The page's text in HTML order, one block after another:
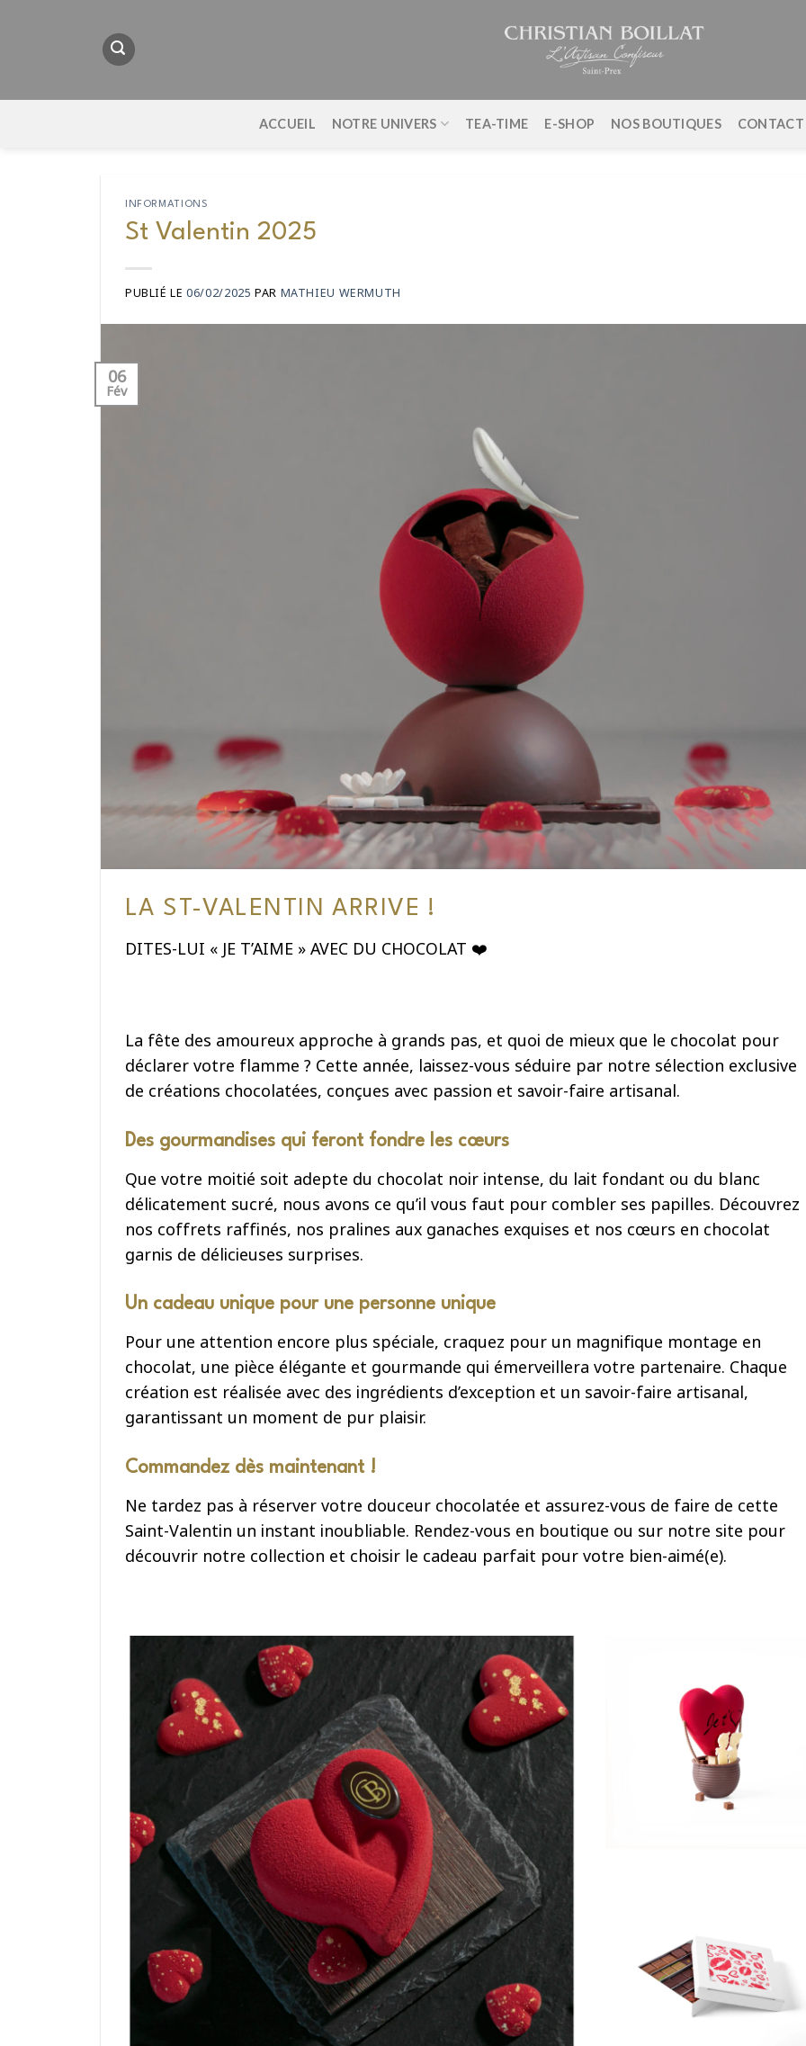
ACCUEIL NOTRE UNIVERS TEA-TIME E-SHOP NOS BOUTIQUES CONTACT
INFORMATIONS
St Valentin 2025
PUBLIÉ LE06/02/2025 PAR MATHIEU WERMUTH
06
Fév
LA ST-VALENTIN ARRIVE !
DITES-LUI « JE T’AIME » AVEC DU CHOCOLAT ❤️
La fête des amoureux approche à grands pas, et quoi de mieux que le chocolat pour
déclarer votre flamme ? Cette année, laissez-vous séduire par notre sélection exclusive
de créations chocolatées, conçues avec passion et savoir-faire artisanal.
Des gourmandises qui feront fondre les cœurs
Que votre moitié soit adepte du chocolat noir intense, du lait fondant ou du blanc
délicatement sucré, nous avons ce qu’il vous faut pour combler ses papilles. Découvrez
nos coffrets raffinés, nos pralines aux ganaches exquises et nos cœurs en chocolat
garnis de délicieuses surprises.
Un cadeau unique pour une personne unique
Pour une attention encore plus spéciale, craquez pour un magnifique montage en
chocolat, une pièce élégante et gourmande qui émerveillera votre partenaire. Chaque
création est réalisée avec des ingrédients d’exception et un savoir-faire artisanal,
garantissant un moment de pur plaisir.
Commandez dès maintenant !
Ne tardez pas à réserver votre douceur chocolatée et assurez-vous de faire de cette
Saint-Valentin un instant inoubliable. Rendez-vous en boutique ou sur notre site pour
découvrir notre collection et choisir le cadeau parfait pour votre bien-aimé(e).